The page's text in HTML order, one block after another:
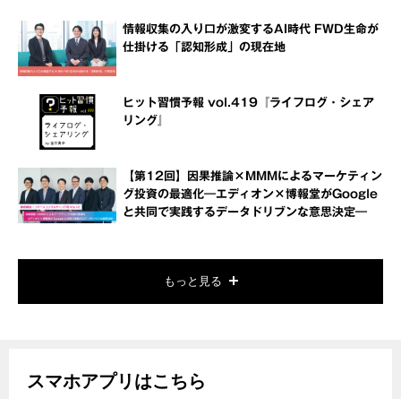
情報収集の入り口が激変するAI時代 FWD生命が
仕掛ける「認知形成」の現在地
ヒット習慣予報 vol.419『ライフログ・シェア
リング』
【第12回】因果推論×MMMによるマーケティン
グ投資の最適化―エディオン×博報堂がGoogle
と共同で実践するデータドリブンな意思決定―
もっと見る
スマホアプリはこちら